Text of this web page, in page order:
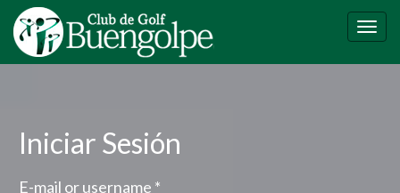
Pasar
contenido
principal
Iniciar Sesión
E-mail or username *